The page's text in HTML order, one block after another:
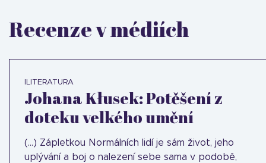
Recenze v médiích
ILITERATURA
Johana Kłusek: Potěšení z
doteku velkého umění
(...) Zápletkou Normálních lidí je sám život, jeho
uplývání a boj o nalezení sebe sama v podobě,